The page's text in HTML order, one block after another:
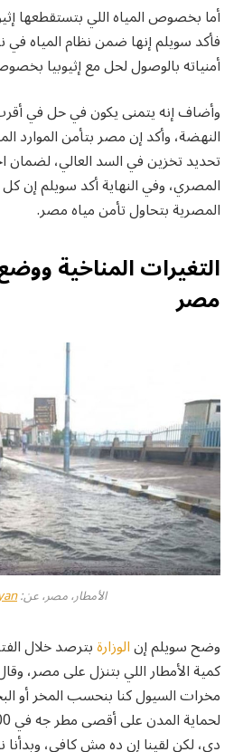
أما بخصوص المياه اللي بتستقطعها
فأكد سويلم إنها ضمن نظام المياه في
أمنياته بالوصول لحل مع إثيوبيا
وأضاف إنه يتمنى يكون في حل في
النهضة، وأكد إن مصر بتأمن الموارد
تحديد تخزين في السد العالي، لضمان
المصري، وفي النهاية أكد سويلم إن
المصرية بتحاول تأمن مياه مصر.
التغيرات المناخية
مصر
الأمطار، مصر، عن:
وضح سويلم إنالوزارةبترصد خلال
كمية الأمطار اللي بتنزل على مصر،
مخرات السيول كنا بنحسب المخر أو
دي، لكن لقينا إن ده مش كافي،